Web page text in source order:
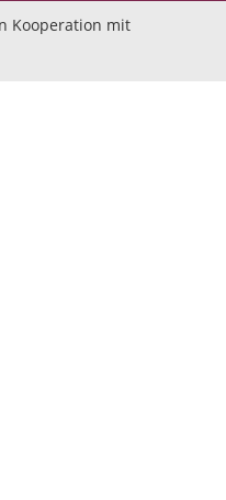
Kooperation mit